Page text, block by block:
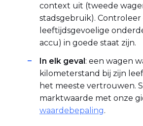
context uit (tweede
stadsgebruik). Controleer
leeftijdsgevoelige
accu) in goede staat zijn.
In elk geval: een wagen
kilometerstand bij zijn
het meeste vertrouwen.
marktwaarde met onze
waardebepaling.